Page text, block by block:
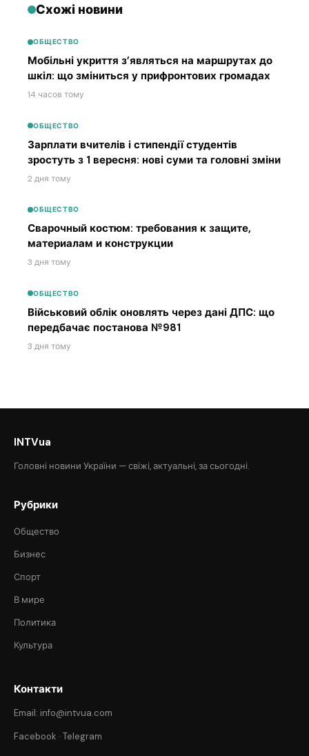
Схожі новини
ОБЩЕСТВО
Мобільні укриття з’являться на маршрутах до
шкіл: що зміниться у прифронтових громадах
14 часов тому
ОБЩЕСТВО
Зарплати вчителів і стипендії студентів
зростуть з 1 вересня: нові суми та головні зміни
2 дня тому
ОБЩЕСТВО
Сварочный костюм: требования к защите,
материалам и конструкции
3 дня тому
ОБЩЕСТВО
Військовий облік оновлять через дані ДПС: що
передбачає постанова №981
3 дня тому
INTVua
Головні новини України — свіжі, актуальні, за сьогодні.
Рубрики
Общество
Бизнес
Спорт
В мире
Политика
Культура
Контакти
Email: info@intvua.com
Facebook · Telegram